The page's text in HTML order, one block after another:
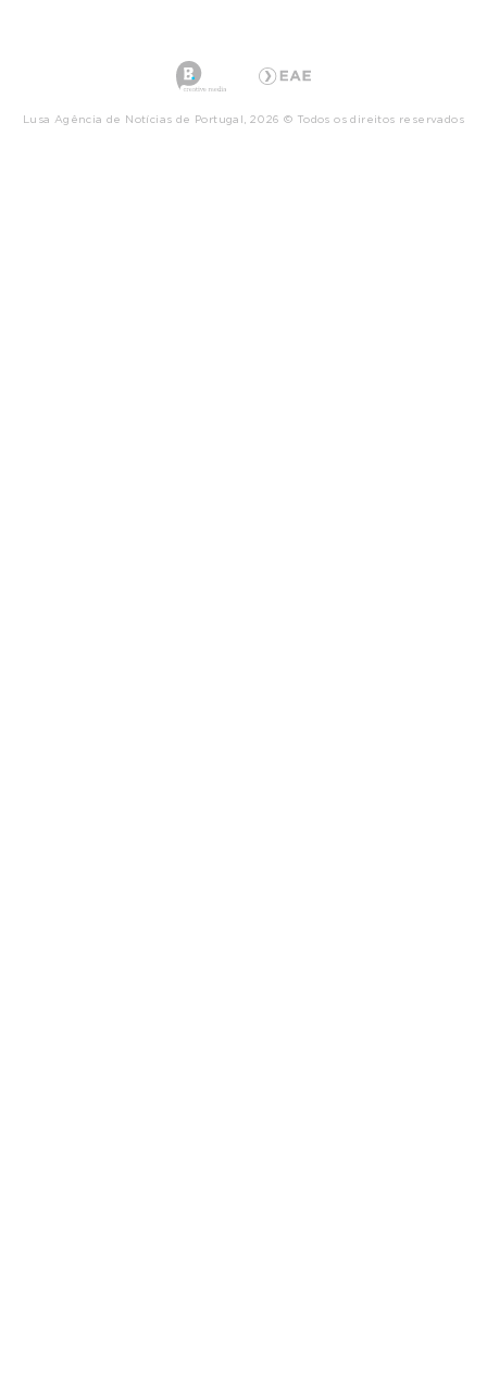
Lusa Agência de Notícias de Portugal, 2026 © Todos os direitos reservados